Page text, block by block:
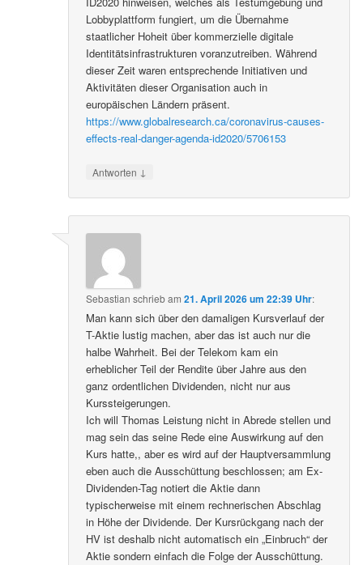
Lobbyplattform fungiert, um die Übernahme
staatlicher Hoheit über kommerzielle digitale
Identitätsinfrastrukturen voranzutreiben. Während
dieser Zeit waren entsprechende Initiativen und
Aktivitäten dieser Organisation auch in
europäischen Ländern präsent.
https://www.globalresearch.ca/coronavirus-causes-
effects-real-danger-agenda-id2020/5706153
Antworten ↓
Sebastian schriebam21. April 2026 um 22:39 Uhr:
Man kann sich über den damaligen Kursverlauf der
T-Aktie lustig machen, aber das ist auch nur die
halbe Wahrheit. Bei der Telekom kam ein
erheblicher Teil der Rendite über Jahre aus den
ganz ordentlichen Dividenden, nicht nur aus
Kurssteigerungen.
Ich will Thomas Leistung nicht in Abrede stellen und
mag sein das seine Rede eine Auswirkung auf den
Kurs hatte,, aber es wird auf der Hauptversammlung
eben auch die Ausschüttung beschlossen; am Ex-
Dividenden-Tag notiert die Aktie dann
typischerweise mit einem rechnerischen Abschlag
in Höhe der Dividende. Der Kursrückgang nach der
HV ist deshalb nicht automatisch ein „Einbruch“ der
Aktie sondern einfach die Folge der Ausschüttung.